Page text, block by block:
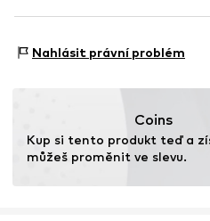
PL 55
Nahlásit právní problém
Coins
Kup si tento produkt teď a
můžeš proměnit ve slevu.